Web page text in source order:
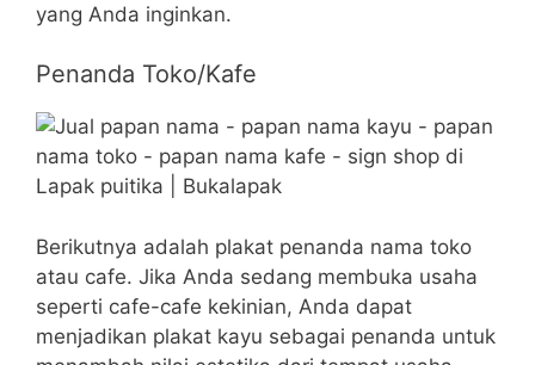
yang Anda inginkan.
Penanda Toko/Kafe
Berikutnya adalah plakat penanda nama toko
atau cafe. Jika Anda sedang membuka usaha
seperti cafe-cafe kekinian, Anda dapat
menjadikan plakat kayu sebagai penanda untuk